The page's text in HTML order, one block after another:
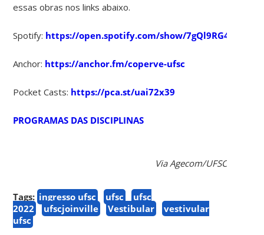
essas obras nos links abaixo.
Spotify: https://open.spotify.com/show/
Anchor: https://anchor.fm/coperve-ufsc
Pocket Casts: https://pca.st/uai72x39
PROGRAMAS DAS DISCIPLINAS
Via Agecom/UFSC
Tags: ingresso ufsc ufsc
ufsc
2022
ufscjoinville Vestibular
vestivular
ufsc